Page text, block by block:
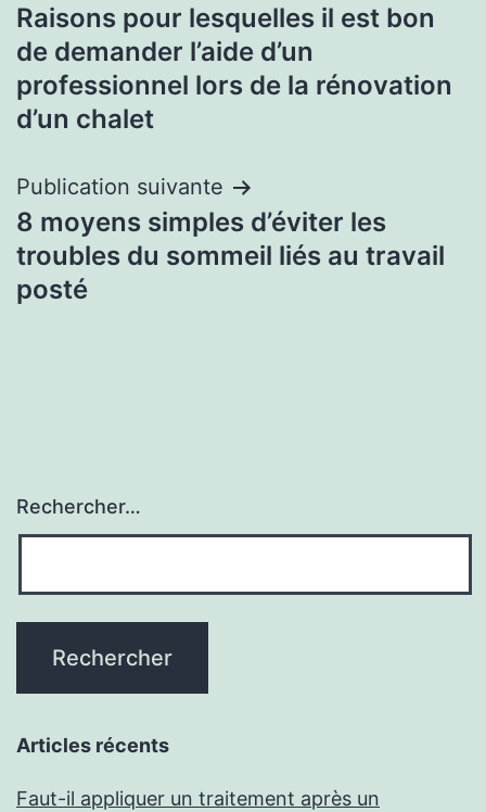
de
l’article
Raisons pour lesquelles il est bon
de demander l’aide d’un
professionnel lors de la rénovation
d’un chalet
Publication suivante
8 moyens simples d’éviter les
troubles du sommeil liés au travail
posté
Rechercher…
Articles récents
Faut-il appliquer un traitement après un